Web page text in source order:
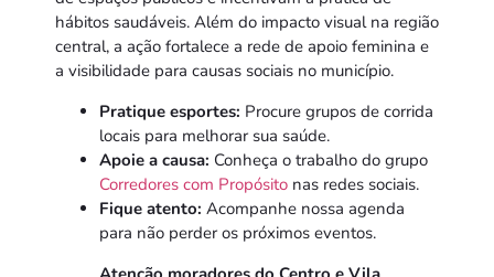
hábitos saudáveis. Além do impacto visual na região
central, a ação fortalece a rede de apoio feminina e
a visibilidade para causas sociais no município.
Pratique esportes: Procure grupos de corrida
locais para melhorar sua saúde.
Apoie a causa: Conheça o trabalho do grupo
Corredores com Propósito nas redes sociais.
Fique atento: Acompanhe nossa agenda
para não perder os próximos eventos.